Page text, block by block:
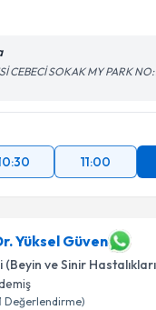
CEBECİ SOKAK MY PARK
11:00
Yüksel Güven
ve Sinir
Değerlendirme)